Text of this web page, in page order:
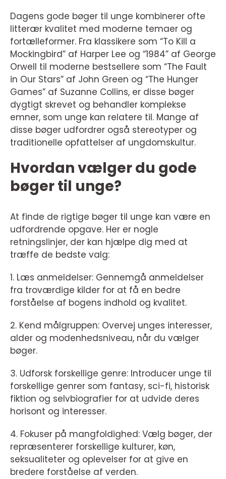
Dagens gode bøger til unge kombinerer ofte
litterær kvalitet med moderne temaer og
fortælleformer. Fra klassikere som “To Kill a
Mockingbird” af Harper Lee og “1984” af George
Orwell til moderne bestsellere som “The Fault
in Our Stars” af John Green og “The Hunger
Games” af Suzanne Collins, er disse bøger
dygtigt skrevet og behandler komplekse
emner, som unge kan relatere til. Mange af
disse bøger udfordrer også stereotyper og
traditionelle opfattelser af ungdomskultur.
Hvordan vælger du gode
bøger til unge?
At finde de rigtige bøger til unge kan være en
udfordrende opgave. Her er nogle
retningslinjer, der kan hjælpe dig med at
træffe de bedste valg:
1. Læs anmeldelser: Gennemgå anmeldelser
fra troværdige kilder for at få en bedre
forståelse af bogens indhold og kvalitet.
2. Kend målgruppen: Overvej unges interesser,
alder og modenhedsniveau, når du vælger
bøger.
3. Udforsk forskellige genre: Introducer unge til
forskellige genrer som fantasy, sci-fi, historisk
fiktion og selvbiografier for at udvide deres
horisont og interesser.
4. Fokuser på mangfoldighed: Vælg bøger, der
repræsenterer forskellige kulturer, køn,
seksualiteter og oplevelser for at give en
bredere forståelse af verden.